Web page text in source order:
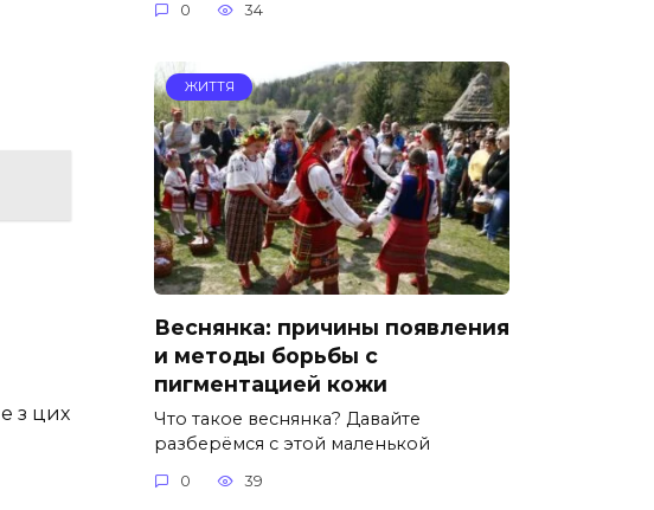
з цих
0 34
ЖИТТЯ
Веснянка: причины появления
и методы борьбы с
пигментацией кожи
Что такое веснянка? Давайте
разберёмся с этой маленькой
0 39